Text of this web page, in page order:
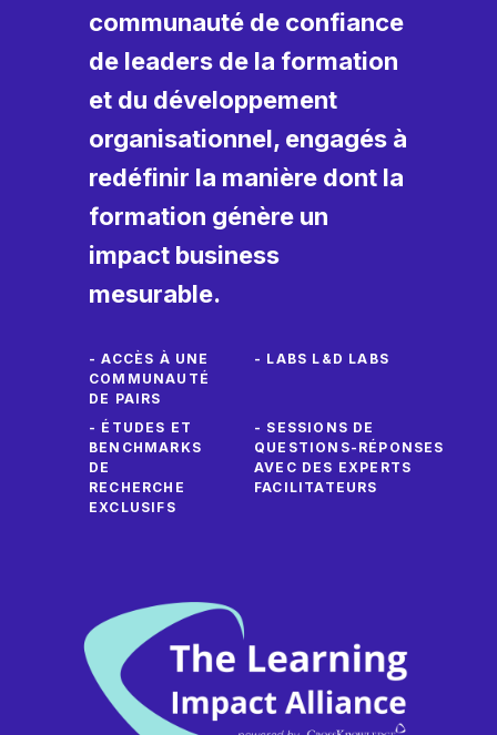
communauté de confiance
de leaders de la formation
et du développement
organisationnel, engagés à
redéfinir la manière dont la
formation génère un
impact business
mesurable.
- ACCÈS À UNE
COMMUNAUTÉ
DE PAIRS
- LABS L&D LABS
- ÉTUDES ET
BENCHMARKS
DE
RECHERCHE
EXCLUSIFS
- SESSIONS DE
QUESTIONS‑RÉPONSES
AVEC DES EXPERTS
FACILITATEURS